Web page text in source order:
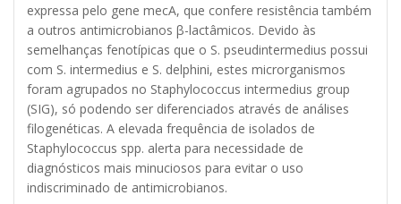
expressa pelo gene mecA, que confere resistência também
a outros antimicrobianos β-lactâmicos. Devido às
semelhanças fenotípicas que o S. pseudintermedius possui
com S. intermedius e S. delphini, estes microrganismos
foram agrupados no Staphylococcus intermedius group
(SIG), só podendo ser diferenciados através de análises
filogenéticas. A elevada frequência de isolados de
Staphylococcus spp. alerta para necessidade de
diagnósticos mais minuciosos para evitar o uso
indiscriminado de antimicrobianos.